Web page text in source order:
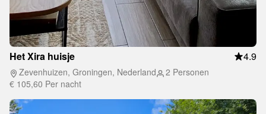
Het Xira huisje 4.9
Zevenhuizen, Groningen, Nederland
2 Personen
€ 105,60 Per nacht